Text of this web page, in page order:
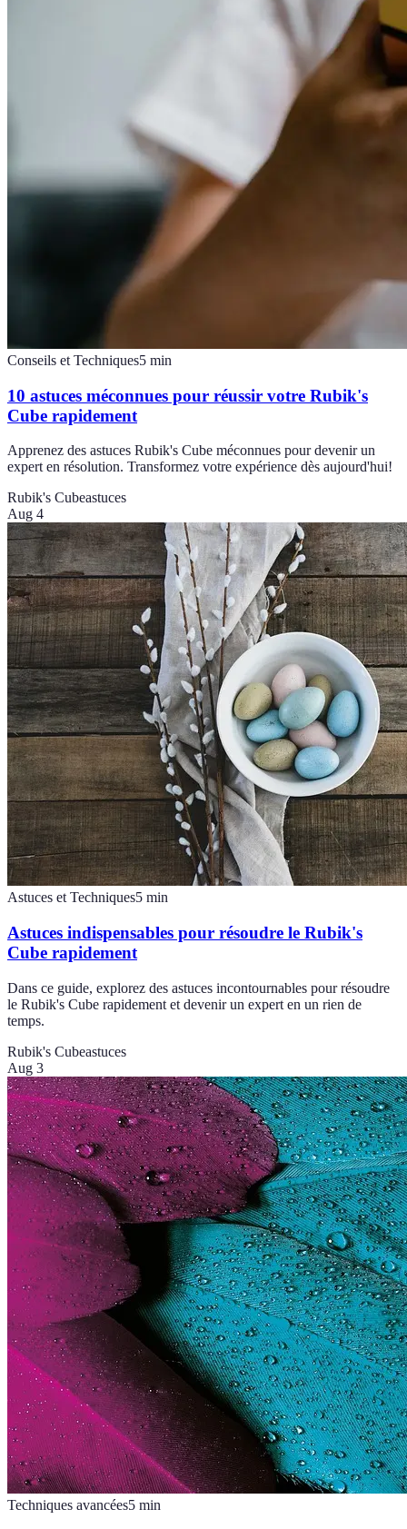
Conseils et Techniques5 min
10 astuces méconnues pour réussir votre Rubik's
Cube rapidement
Apprenez des astuces Rubik's Cube méconnues pour devenir un
expert en résolution. Transformez votre expérience dès aujourd'hui!
Rubik's Cubeastuces
Aug 4
Astuces et Techniques5 min
Astuces indispensables pour résoudre le Rubik's
Cube rapidement
Dans ce guide, explorez des astuces incontournables pour résoudre
le Rubik's Cube rapidement et devenir un expert en un rien de
temps.
Rubik's Cubeastuces
Aug 3
Techniques avancées5 min